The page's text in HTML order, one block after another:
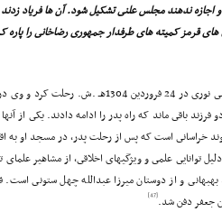
اجازه ندهند مجلس علنى تشکیل شود. آن ها فریاد زدند
هاى قرمز کمیته هاى طرفدار جمهورى رضاخانى را پاره
طبق نوشته برخى منابع، همسر عبدالنبى نورى
باقى ماند که راه پدر را ادامه دادند. یکى از
خراسانى است که پس از رحلت پدر، در مسجد او به
توانایى علمى و ویژگیهاى اخلاقى، از مشاهیر
و از دوستان میرزا عبدالله چهل ستونى است.
جعفر دفن شد.[47]